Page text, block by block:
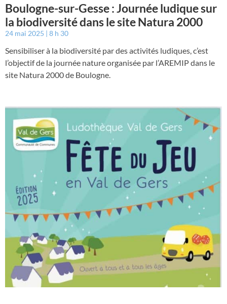
Boulogne-sur-Gesse : Journée ludique sur
la biodiversité dans le site Natura 2000
24 mai 2025 8 h 30
Sensibiliser à la biodiversité par des activités ludiques, c’est
l’objectif de la journée nature organisée par l’AREMIP dans le
site Natura 2000 de Boulogne.